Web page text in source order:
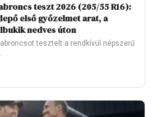
teszt 2026 (205/55 R16):
első győzelmet arat, a
nedves úton
tesztelt a rendkívül népszerű